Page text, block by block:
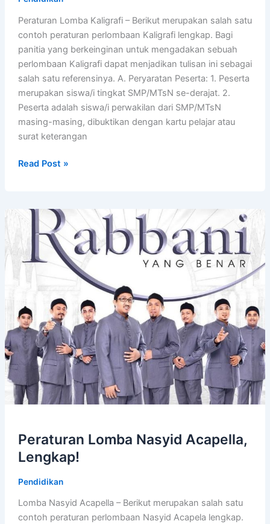
Peraturan Lomba Kaligrafi – Berikut merupakan salah satu
contoh peraturan perlombaan Kaligrafi lengkap. Bagi
panitia yang berkeinginan untuk mengadakan sebuah
perlombaan Kaligrafi dapat menjadikan tulisan ini sebagai
salah satu referensinya. A. Peryaratan Peserta: 1. Peserta
merupakan siswa/i tingkat SMP/MTsN se-derajat. 2.
Peserta adalah siswa/i perwakilan dari SMP/MTsN
masing-masing, dibuktikan dengan kartu pelajar atau
surat keterangan
Peraturan
Lengkap!
Read Post »
Peraturan Lomba Nasyid Acapella,
Lengkap!
Pendidikan
Lomba Nasyid Acapella – Berikut merupakan salah satu
contoh peraturan perlombaan Nasyid Acapela lengkap.